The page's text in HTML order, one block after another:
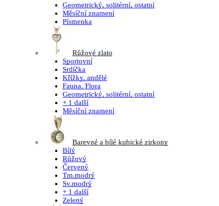
Geometrický, solitérní, ostatní
Měsíční znamení
Písmenka
Růžové zlato
Sportovní
Srdíčka
Křížky, andělé
Fauna, Flora
Geometrický, solitérní, ostatní
+ 1 další
Měsíční znamení
Barevné a bílé kubické zirkony
Bílý
Růžový
Červený
Tm.modrý
Sv.modrý
+ 1 další
Zelený